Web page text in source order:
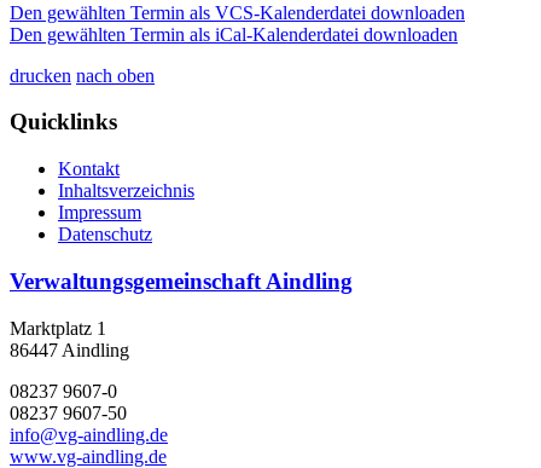
Den gewählten Termin als VCS-Kalenderdatei downloaden
Den gewählten Termin als iCal-Kalenderdatei downloaden
drucken nach oben
Quicklinks
Kontakt
Inhaltsverzeichnis
Impressum
Datenschutz
Verwaltungsgemeinschaft Aindling
Marktplatz 1
86447 Aindling
08237 9607-0
08237 9607-50
info@vg-aindling.de
www.vg-aindling.de